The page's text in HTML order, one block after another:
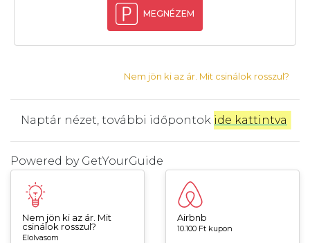
MEGNÉZEM
Nem jön ki az ár. Mit csinálok rosszul?
Naptár nézet, további időpontok ide kattintva
Powered by GetYourGuide
Nem jön ki az ár. Mit
csinálok rosszul?
Elolvasom
Airbnb
10.100 Ft kupon